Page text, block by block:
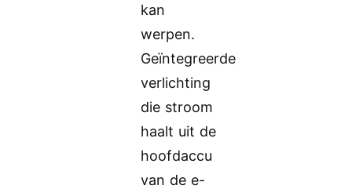
kan
werpen.
Geïntegreerde
verlichting
die stroom
haalt uit de
hoofdaccu
van de e-